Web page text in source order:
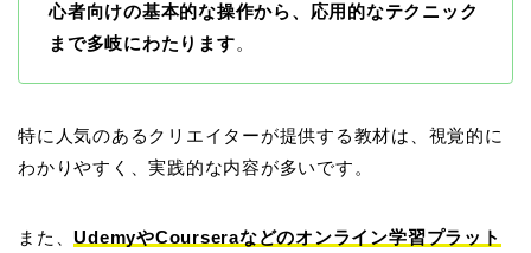
心者向けの基本的な操作から、応用的なテクニック
まで多岐にわたります。
特に人気のあるクリエイターが提供する教材は、視覚的に
わかりやすく、実践的な内容が多いです。
また、 UdemyやCourseraなどのオンライン学習プラット